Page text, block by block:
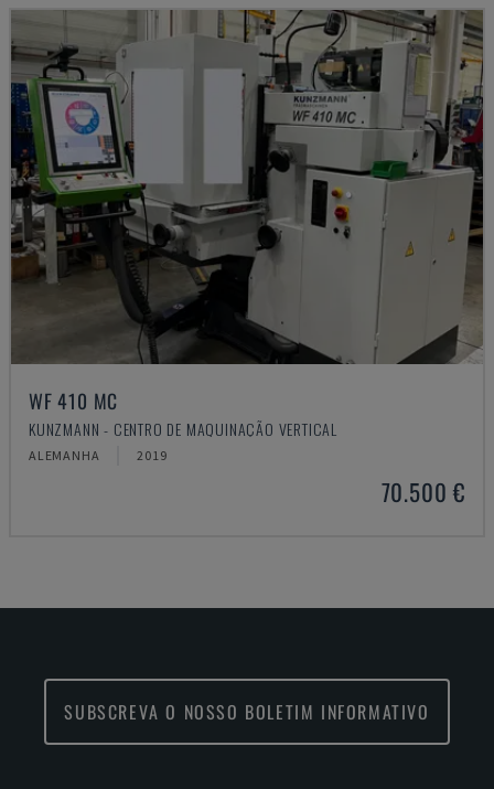
WF 410 MC
KUNZMANN - CENTRO DE MAQUINAÇÃO VERTICAL
ALEMANHA 2019
70.500 €
SUBSCREVA O NOSSO BOLETIM INFORMATIVO